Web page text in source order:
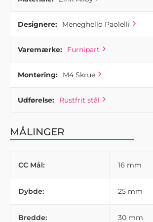
Designere: Meneghello Paolelli
Varemærke: Furnipart
Montering: M4 Skrue
Udførelse: Rustfrit stål
MÅLINGER
CC Mål: 16 mm
Dybde: 25 mm
Bredde: 30 mm